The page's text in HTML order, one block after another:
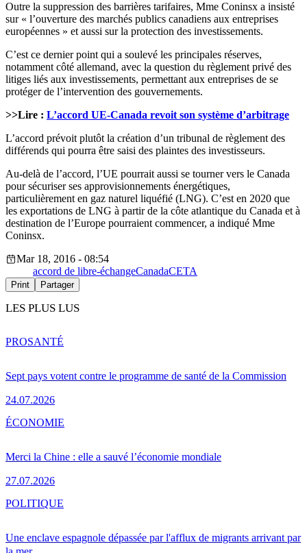
Outre la suppression des barrières tarifaires, Mme Coninsx a insisté
sur « l’ouverture des marchés publics canadiens aux entreprises
européennes » et aussi sur la protection des investissements.
C’est ce dernier point qui a soulevé les principales réserves,
notamment côté allemand, avec la question du règlement privé des
litiges liés aux investissements, permettant aux entreprises de se
protéger de l’intervention des gouvernements.
>>Lire : L’accord UE-Canada revoit son système d’arbitrage
L’accord prévoit plutôt la création d’un tribunal de règlement des
différends qui pourra être saisi des plaintes des investisseurs.
Au-delà de l’accord, l’UE pourrait aussi se tourner vers le Canada
pour sécuriser ses approvisionnements énergétiques,
particulièrement en gaz naturel liquéfié (LNG). C’est en 2020 que
les exportations de LNG à partir de la côte atlantique du Canada et à
destination de l’Europe pourraient commencer, a indiqué Mme
Coninsx.
Mar 18, 2016 - 08:54
accord de libre-échangeCanadaCETA
Print Partager
LES PLUS LUS
Sept pays votent contre le programme de santé de la Commission
24.07.2026
PROSANTÉ
Merci la Chine : elle a sauvé l’économie mondiale
27.07.2026
ÉCONOMIE
Une enclave espagnole dépassée par l'afflux de migrants arrivant par
POLITIQUE